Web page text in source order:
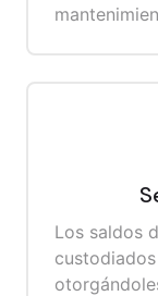
Los saldos